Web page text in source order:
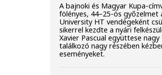
A bajnoki és Magyar Kupa-
fölényes, 44–25-ös győzelmet
University HT vendégeként
sikerrel kezdte a nyári
Xavier Pascual együttese
találkozó nagy részében
eseményeket.